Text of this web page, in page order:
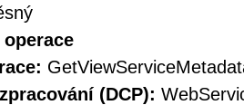
(DCP):